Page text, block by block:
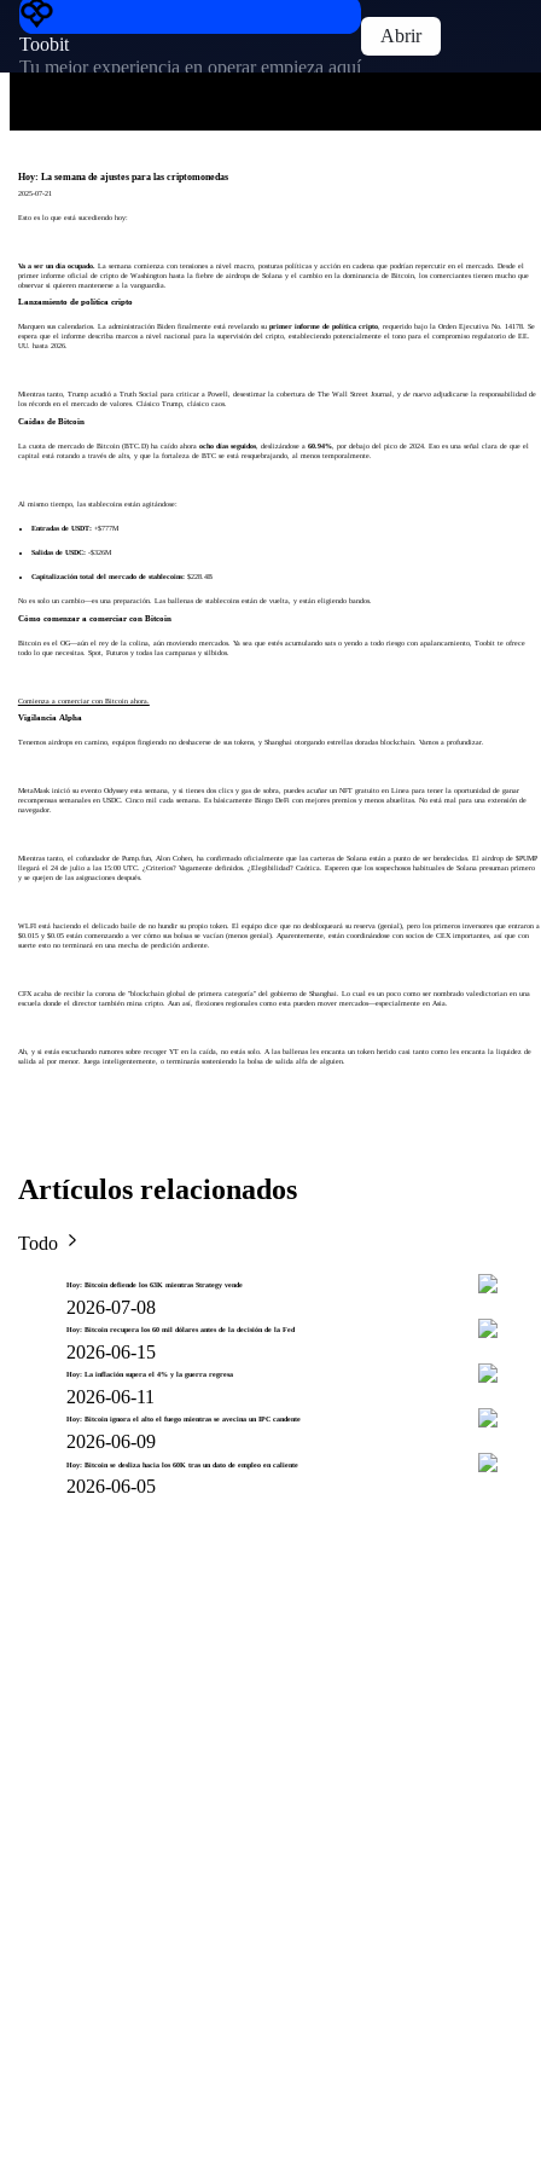
Toobit
Tu mejor experiencia en operar empieza aquí
Abrir
Hoy: La semana de ajustes para las criptomonedas
2025-07-21
Esto es lo que está sucediendo hoy:
Va a ser un día ocupado.
La semana comienza con tensiones a nivel macro, posturas políticas y acción en cadena que podrían repercutir en el mercado. Desde el
primer informe oficial de cripto de Washington hasta la fiebre de airdrops de Solana y el cambio en la dominancia de Bitcoin, los comerciantes tienen mucho que
observar si quieren mantenerse a la vanguardia.
Lanzamiento de política cripto
Marquen sus calendarios. La administración Biden finalmente está revelando su primer informe de política cripto, requerido bajo la Orden Ejecutiva No. 14178. Se
espera que el informe describa marcos a nivel nacional para la supervisión del cripto, estableciendo potencialmente el tono para el compromiso regulatorio de EE.
UU. hasta 2026.
Mientras tanto, Trump acudió a Truth Social para criticar a Powell, desestimar la cobertura de The Wall Street Journal, y de nuevoadjudicarse la responsabilidad de
los récords en el mercado de valores. Clásico Trump, clásico caos.
Caídas de Bitcoin
La cuota de mercado de Bitcoin (BTC.D) ha caído ahora ocho días seguidos, deslizándose a 60.94%, por debajo del pico de 2024. Eso es una señal clara de que el
capital está rotando a través de alts, y que la fortaleza de BTC se está resquebrajando, al menos temporalmente.
Al mismo tiempo, las stablecoins están agitándose:
Entradas de USDT:+$777M
Salidas de USDC:-$326M
Capitalización total del mercado de stablecoins:$228.4B
No es solo un cambio—es una preparación. Las ballenas de stablecoins están de vuelta, y están eligiendo bandos.
Cómo comenzar a comerciar con Bitcoin
Bitcoin es el OG—aún el rey de la colina, aún moviendo mercados. Ya sea que estés acumulando sats o yendo a todo riesgo con apalancamiento, Toobit te ofrece
todo lo que necesitas. Spot, Futuros y todas las campanas y silbidos.
Comienza a comerciar con Bitcoin ahora.
Vigilancia Alpha
Tenemos airdrops en camino, equipos fingiendo no deshacerse de sus tokens, y Shanghai otorgando estrellas doradas blockchain. Vamos a profundizar.
MetaMask inició su evento Odyssey esta semana, y si tienes dos clics y gas de sobra, puedes acuñar un NFT gratuito en Linea para tener la oportunidad de ganar
recompensas semanales en USDC. Cinco mil cada semana. Es básicamente Bingo DeFi con mejores premios y menos abuelitas. No está mal para una extensión de
navegador.
Mientras tanto, el cofundador de Pump.fun, Alon Cohen, ha confirmado oficialmente que las carteras de Solana están a punto de ser bendecidas. El airdrop de $PUMP
llegará el 24 de julio a las 15:00 UTC. ¿Criterios? Vagamente definidos. ¿Elegibilidad? Caótica. Esperen que los sospechosos habituales de Solana presuman primero
y se quejen de las asignaciones después.
WLFI está haciendo el delicado baile de no hundir su propio token. El equipo dice que no desbloqueará su reserva (genial), pero los primeros inversores que entraron a
$0.015 y $0.05 están comenzando a ver cómo sus bolsas se vacían (menos genial). Aparentemente, están coordinándose con socios de CEX importantes, así que con
suerte esto no terminará en una mecha de perdición ardiente.
CFX acaba de recibir la corona de "blockchain global de primera categoría" del gobierno de Shanghai. Lo cual es un poco como ser nombrado valedictorian en una
escuela donde el director también mina cripto. Aun así, flexiones regionales como esta pueden mover mercados—especialmente en Asia.
Ah, y si estás escuchando rumores sobre recoger YT en la caída, no estás solo. A las ballenas les encanta un token herido casi tanto como les encanta la liquidez de
salida al por menor. Juega inteligentemente, o terminarás sosteniendo la bolsa de salida alfa de alguien.
Artículos relacionados
Todo
Hoy: Bitcoin defiende los 63K mientras Strategy vende
2026-07-08
Hoy: Bitcoin recupera los 60 mil dólares antes de la decisión de la Fed
2026-06-15
Hoy: La inflación supera el 4% y la guerra regresa
2026-06-11
Hoy: Bitcoin ignora el alto el fuego mientras se avecina un IPC candente
2026-06-09
Hoy: Bitcoin se desliza hacia los 60K tras un dato de empleo en caliente
2026-06-05